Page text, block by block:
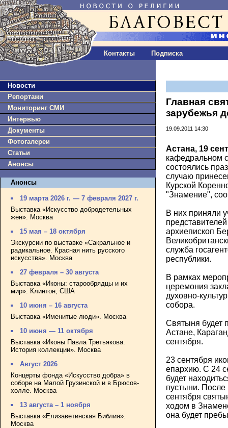
Контакты Подписка
Новости
Репортажи
Мониторинг СМИ
Интервью
Документы
Фотогалереи
Статьи
Анонсы
Анонсы
19 марта 2026 г. — 7 февраля 2027 г.
Выставка «Искусство добродетельных
жен». Москва
15 мая – 18 октября
Экскурсии по выставке «Сакральное и
радикальное. Красная нить русского
искусства». Москва
27 февраля – 30 августа
Выставка «Иконы: старообрядцы и их
мир». Клинтон, США
10 июня – 16 августа
Выставка «Именитые люди». Москва
10 июня — 11 октября
Выставка «Иконы Павла Третьякова.
История коллекции». Москва
Август 2026
Концерты фонда «Искусство добра» в
соборе на Малой Грузинской и в Брюсов-
холле. Москва
13 августа – 1 ноября
Выставка «Елизаветинская Библия».
Москва
Главная
зарубежья
19.09.2011 14:30
Астана, 19
кафедральном
состоялись
случаю
Курской
"Знамение",
В них приняли
архиепископ
служба
республики.
В рамках
церемония
духовно-
собора.
Святыня будет
Астане,
сентября.
23 сентября
епархию. С 24
будет
пустыни. После
сентября
ходом в
она будет